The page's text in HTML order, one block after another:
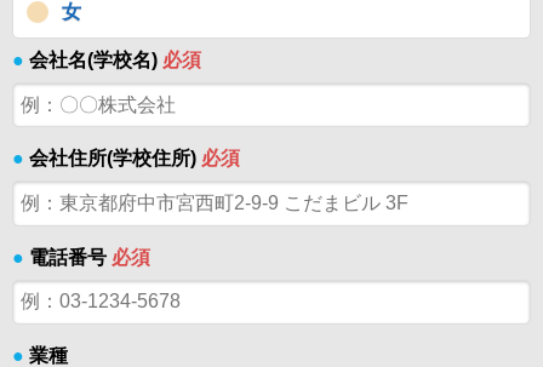
女
● 会社名(学校名) 必須
● 会社住所(学校住所) 必須
● 電話番号 必須
● 業種